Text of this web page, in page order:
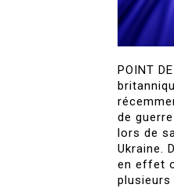
POINT
de
lors de
Ukraine.
en effet